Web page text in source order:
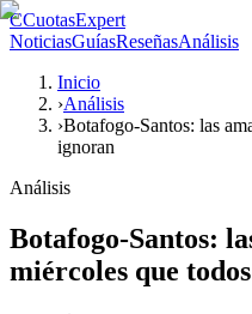
CCuotasExpert
NoticiasGuíasReseñasAnálisis
Inicio
›Análisis
›Botafogo-Santos: las
ignoran
Análisis
Botafogo-Santos:
miércoles que